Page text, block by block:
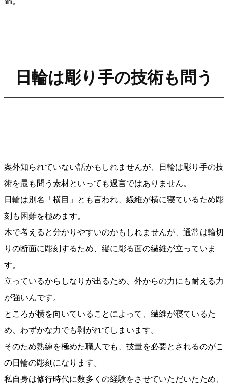
日輪は彫り手の技術も問う
案外知られていない話かもしれませんが、日輪は彫り手の技
術を最も問う素材といっても過言ではありません。
日輪は別名「横目」とも言われ、繊維が横に寝ているため彫
刻も困難を極めます。
木で考えると分かりやすいのかもしれませんが、通常は輪切
りの断面に彫刻するため、縦に彫る面の繊維が立っていま
す。
立っているからしなりが出るため、外からの力にも耐える力
が強いんです。
ところが横を向いていることによって、繊維が寝ているた
め、わずかな力でも剥がれてしまいます。
そのため熟練を極めた職人でも、技量を必要とされるのがこ
の日輪の彫刻になります。
私自身は修行時代に数多くの経験をさせていただいたため、